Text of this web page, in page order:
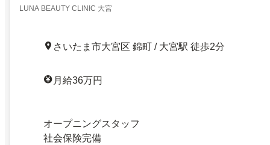
LUNA BEAUTY CLINIC 大宮
さいたま市大宮区 錦町 / 大宮駅 徒歩2分
月給36万円
オープニングスタッフ
社会保険完備